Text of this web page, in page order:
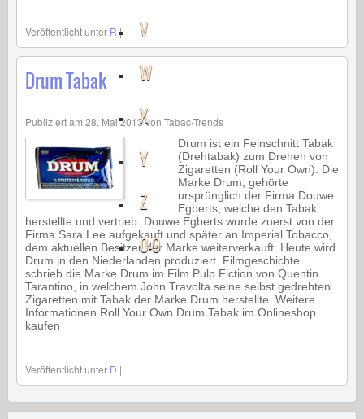
V
W
X
Y
Z
0-9
Veröffentlicht unter R |
Drum Tabak
Publiziert am 28. Mai 2013von Tabac-Trends
Drum ist ein Feinschnitt Tabak
(Drehtabak) zum Drehen von
Zigaretten (Roll Your Own). Die
Marke Drum, gehörte
ursprünglich der Firma Douwe
Egberts, welche den Tabak
herstellte und vertrieb. Douwe Egberts wurde zuerst von der
Firma Sara Lee aufgekauft und später an Imperial Tobacco,
dem aktuellen Besitzer der Marke weiterverkauft. Heute wird
Drum in den Niederlanden produziert. Filmgeschichte
schrieb die Marke Drum im Film Pulp Fiction von Quentin
Tarantino, in welchem John Travolta seine selbst gedrehten
Zigaretten mit Tabak der Marke Drum herstellte. Weitere
Informationen Roll Your Own Drum Tabak im Onlineshop
kaufen
Veröffentlicht unter D |